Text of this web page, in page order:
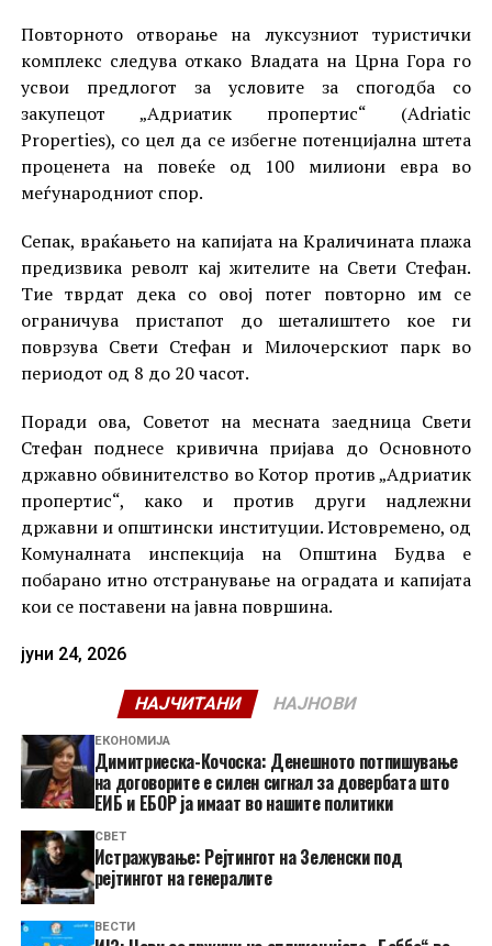
Повторното отворање на луксузниот туристички
комплекс следува откако Владата на Црна Гора го
усвои предлогот за условите за спогодба со
закупецот „Адриатик пропертис“ (Adriatic
Properties), со цел да се избегне потенцијална штета
проценета на повеќе од 100 милиони евра во
меѓународниот спор.
Сепак, враќањето на капијата на Краличината плажа
предизвика револт кај жителите на Свети Стефан.
Тие тврдат дека со овој потег повторно им се
ограничува пристапот до шеталиштето кое ги
поврзува Свети Стефан и Милочерскиот парк во
периодот од 8 до 20 часот.
Поради ова, Советот на месната заедница Свети
Стефан поднесе кривична пријава до Основното
државно обвинителство во Котор против „Адриатик
пропертис“, како и против други надлежни
државни и општински институции. Истовремено, од
Комуналната инспекција на Општина Будва е
побарано итно отстранување на оградата и капијата
кои се поставени на јавна површина.
јуни 24, 2026
НАЈЧИТАНИ НАЈНОВИ
ЕКОНОМИЈА
Димитриеска-Кочоска: Денешното потпишување
на договорите е силен сигнал за довербата што
ЕИБ и ЕБОР ја имаат во нашите политики
СВЕТ
Истражување: Рејтингот на Зеленски под
рејтингот на генералите
ВЕСТИ